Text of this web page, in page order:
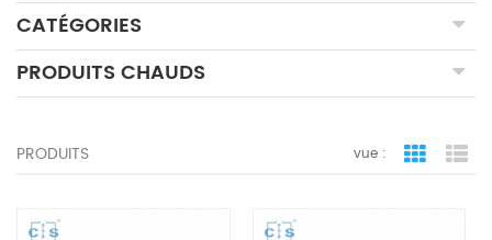
CATÉGORIES
PRODUITS CHAUDS
PRODUITS vue : vue de